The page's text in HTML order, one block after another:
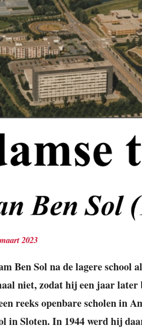
2023
Ben Sol na de lagere school
niet, zodat hij een jaar later
reeks openbare scholen in
in Sloten. In 1944 werd hij